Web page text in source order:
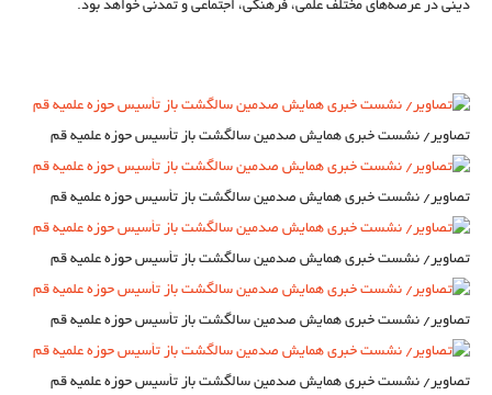
دینی در عرصه‌های مختلف علمی، فرهنگی، اجتماعی و تمدنی خواهد بود.
تصاویر/ نشست خبری همایش صدمین سالگشت باز تأسیس حوزه علمیه قم
تصاویر/ نشست خبری همایش صدمین سالگشت باز تأسیس حوزه علمیه قم
تصاویر/ نشست خبری همایش صدمین سالگشت باز تأسیس حوزه علمیه قم
تصاویر/ نشست خبری همایش صدمین سالگشت باز تأسیس حوزه علمیه قم
تصاویر/ نشست خبری همایش صدمین سالگشت باز تأسیس حوزه علمیه قم